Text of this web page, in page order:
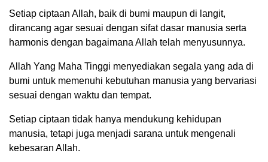
Setiap ciptaan Allah, baik di bumi maupun di langit,
dirancang agar sesuai dengan sifat dasar manusia serta
harmonis dengan bagaimana Allah telah menyusunnya.
Allah Yang Maha Tinggi menyediakan segala yang ada di
bumi untuk memenuhi kebutuhan manusia yang bervariasi
sesuai dengan waktu dan tempat.
Setiap ciptaan tidak hanya mendukung kehidupan
manusia, tetapi juga menjadi sarana untuk mengenali
kebesaran Allah.